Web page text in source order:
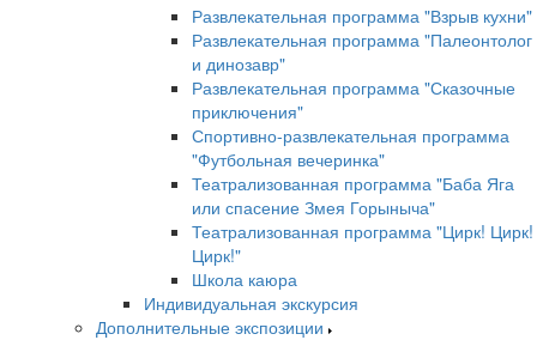
Развлекательная программа "Взрыв кухни"
Развлекательная программа "Палеонтолог
и динозавр"
Развлекательная программа "Сказочные
приключения"
Спортивно-развлекательная программа
"Футбольная вечеринка"
Театрализованная программа "Баба Яга
или спасение Змея Горыныча"
Театрализованная программа "Цирк! Цирк!
Цирк!"
Школа каюра
Индивидуальная экскурсия
Дополнительные экспозиции